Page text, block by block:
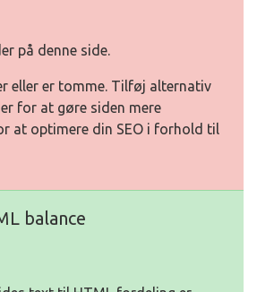
på denne side.
eller er tomme. Tilføj alternativ
for at gøre siden mere
at optimere din SEO i forhold til
balance